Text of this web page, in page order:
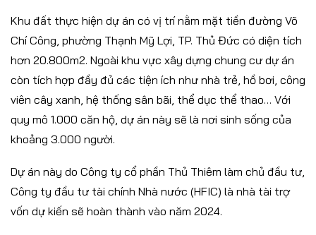
Khu đất thực hiện dự án có vị trí nằm mặt tiền đường Võ
Chí Công, phường Thạnh Mỹ Lợi, TP. Thủ Đức có diện tích
hơn 20.800m2. Ngoài khu vực xây dựng chung cư dự án
còn tích hợp đầy đủ các tiện ích như nhà trẻ, hồ bơi, công
viên cây xanh, hệ thống sân bãi, thể dục thể thao… Với
quy mô 1.000 căn hộ, dự án này sẽ là nơi sinh sống của
khoảng 3.000 người.
Dự án này do Công ty cổ phần Thủ Thiêm làm chủ đầu tư,
Công ty đầu tư tài chính Nhà nước (HFIC) là nhà tài trợ
vốn dự kiến sẽ hoàn thành vào năm 2024.